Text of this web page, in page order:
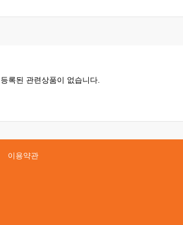
등록된 관련상품이 없습니다.
이용약관